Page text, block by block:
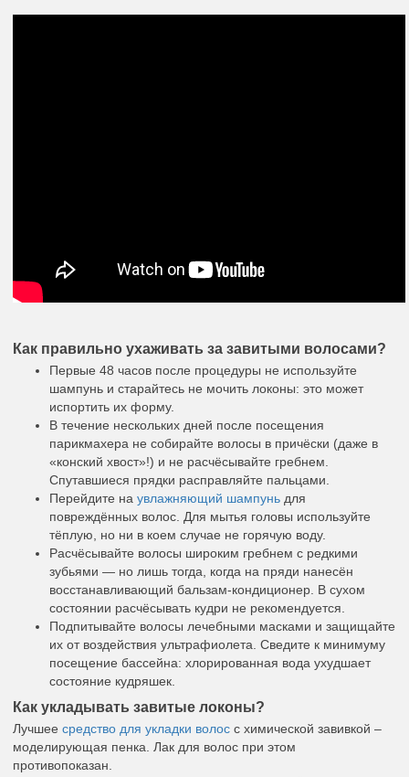
Как правильно ухаживать за завитыми волосами?
Первые 48 часов после процедуры не используйте
шампунь и старайтесь не мочить локоны: это может
испортить их форму.
В течение нескольких дней после посещения
парикмахера не собирайте волосы в причёски (даже в
«конский хвост»!) и не расчёсывайте гребнем.
Спутавшиеся прядки расправляйте пальцами.
Перейдите на увлажняющий шампунь для
повреждённых волос. Для мытья головы используйте
тёплую, но ни в коем случае не горячую воду.
Расчёсывайте волосы широким гребнем с редкими
зубьями — но лишь тогда, когда на пряди нанесён
восстанавливающий бальзам-кондиционер. В сухом
состоянии расчёсывать кудри не рекомендуется.
Подпитывайте волосы лечебными масками и защищайте
их от воздействия ультрафиолета. Сведите к минимуму
посещение бассейна: хлорированная вода ухудшает
состояние кудряшек.
Как укладывать завитые локоны?
Лучшее средство для укладки волос с химической завивкой –
моделирующая пенка. Лак для волос при этом
противопоказан.